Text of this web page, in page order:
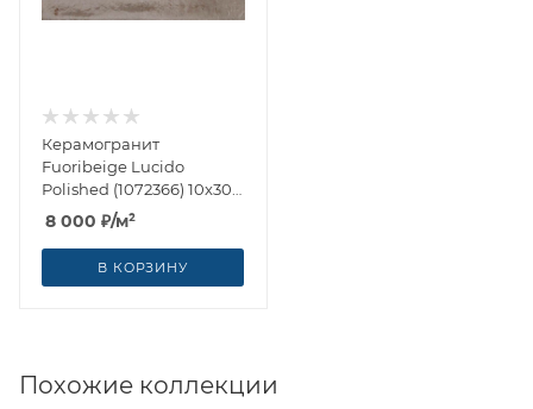
Керамогранит
Fuoribeige Lucido
Polished (1072366) 10x30
от Cir Ceramiche (Италия)
8 000 ₽/м²
В КОРЗИНУ
Похожие коллекции